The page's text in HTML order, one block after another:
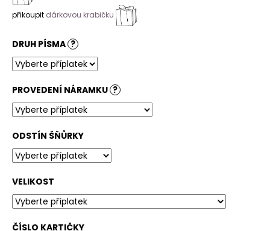
přikoupit dárkovou krabičku
DRUH PÍSMA ?
PROVEDENÍ NÁRAMKU ?
ODSTÍN ŠŇŮRKY
VELIKOST
ČÍSLO KARTIČKY